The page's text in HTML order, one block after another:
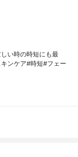
い時の時短にも最
ンケア#時短#フェー